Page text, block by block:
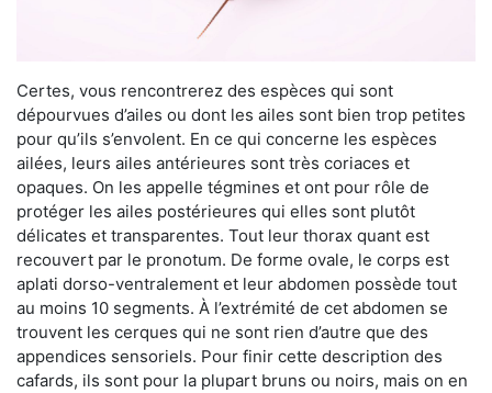
Certes, vous rencontrerez des espèces qui sont
dépourvues d’ailes ou dont les ailes sont bien trop petites
pour qu’ils s’envolent. En ce qui concerne les espèces
ailées, leurs ailes antérieures sont très coriaces et
opaques. On les appelle tégmines et ont pour rôle de
protéger les ailes postérieures qui elles sont plutôt
délicates et transparentes. Tout leur thorax quant est
recouvert par le pronotum. De forme ovale, le corps est
aplati dorso-ventralement et leur abdomen possède tout
au moins 10 segments. À l’extrémité de cet abdomen se
trouvent les cerques qui ne sont rien d’autre que des
appendices sensoriels. Pour finir cette description des
cafards, ils sont pour la plupart bruns ou noirs, mais on en